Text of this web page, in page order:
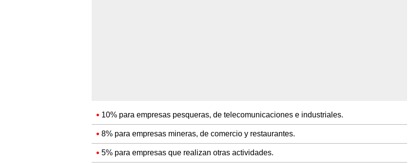
10% para empresas pesqueras, de telecomunicaciones e industriales.
8% para empresas mineras, de comercio y restaurantes.
5% para empresas que realizan otras actividades.